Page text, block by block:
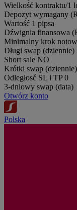
Wielkość kontraktu/1
Depozyt wymagany
Wartość 1 pipsa
Dźwignia finansowa
Minimalny krok
Długi swap (dziennie)
Short sale NO
Krótki swap (dziennie)
Odległosć SL i TP 0
3-dniowy swap (data)
Otwórz konto
Polska